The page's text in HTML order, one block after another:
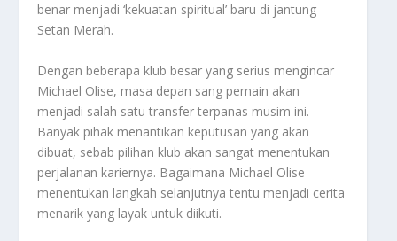
benar menjadi ‘kekuatan spiritual’ baru di jantung
Setan Merah.
Dengan beberapa klub besar yang serius mengincar
Michael Olise, masa depan sang pemain akan
menjadi salah satu transfer terpanas musim ini.
Banyak pihak menantikan keputusan yang akan
dibuat, sebab pilihan klub akan sangat menentukan
perjalanan kariernya. Bagaimana Michael Olise
menentukan langkah selanjutnya tentu menjadi cerita
menarik yang layak untuk diikuti.